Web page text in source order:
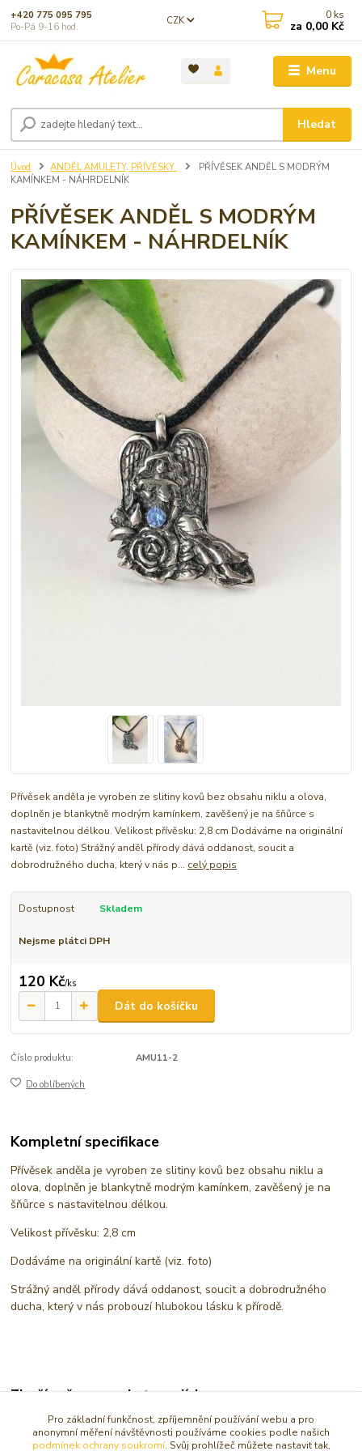
Menu
CZK
Hledat
+420 775 095 795
Po-Pá 9-16 hod.
0 ks
za 0,00 Kč
Úvod ANDĚL AMULETY, PŘÍVĚSKY
PŘÍVĚSEK ANDĚL S MODRÝM
KAMÍNKEM - NÁHRDELNÍK
PŘÍVĚSEK ANDĚL S MODRÝM
KAMÍNKEM - NÁHRDELNÍK
Přívěsek anděla je vyroben ze slitiny kovů bez obsahu niklu a olova,
doplněn je blankytně modrým kamínkem, zavěšený je na šňůrce s
nastavitelnou délkou. Velikost přívěsku: 2,8 cm Dodáváme na originální
kartě (viz. foto) Strážný anděl přírody dává oddanost, soucit a
dobrodružného ducha, který v nás p... celý popis
Dostupnost Skladem
Nejsme plátci DPH
120 Kč/ks
Dát do košíčku
Číslo produktu: AMU11-2
Do oblíbených
Kompletní specifikace
Přívěsek anděla je vyroben ze slitiny kovů bez obsahu niklu a
olova, doplněn je blankytně modrým kamínkem, zavěšený je na
šňůrce s nastavitelnou délkou.
Velikost přívěsku: 2,8 cm
Dodáváme na originální kartě (viz. foto)
Strážný anděl přírody dává oddanost, soucit a dobrodružného
ducha, který v nás probouzí hlubokou lásku k přírodě.
Zboží zařazeno v kategoriích
ANDĚL AMULETY, PŘÍVĚSKY
Pro základní funkčnost, zpříjemnění používání webu a pro
anonymní měření návštěvnosti používáme cookies podle našich
podmínek ochrany soukromí. Svůj prohlížeč můžete nastavit tak,